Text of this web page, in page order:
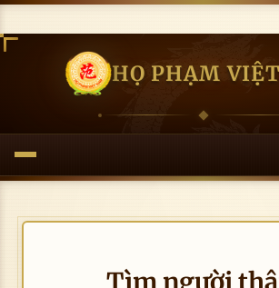
HỌ PHẠM
Tìm người